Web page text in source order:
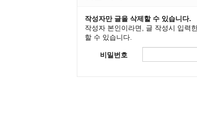
작성자만 글을 삭제할 수 있습니다.
작성자 본인이라면, 글 작성시 입력
할 수 있습니다.
비밀번호